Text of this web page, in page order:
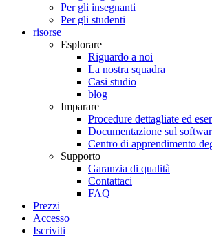
Per gli insegnanti
Per gli studenti
risorse
Esplorare
Riguardo a noi
La nostra squadra
Casi studio
blog
Imparare
Procedure dettagliate ed
Documentazione sul
Centro di apprendimento
Supporto
Garanzia di qualità
Contattaci
FAQ
Prezzi
Accesso
Iscriviti